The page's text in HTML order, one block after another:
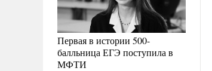
Первая в истории 500-
балльница ЕГЭ поступила в
МФТИ